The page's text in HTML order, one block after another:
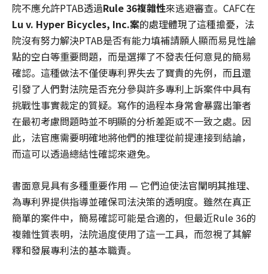
院不應允許PTAB透過Rule 36複雜性來逃避審查。CAFC在
Lu v. Hyper Bicycles, Inc.案的處理體現了這種擔憂，法
院沒有努力解決PTAB是否有能力填補請願人顯而易見性論
點的空白等重要問題，而是選擇了不發表任何意見的簡易
確認。這種做法不僅使專利界失去了寶貴的先例，而且還
引發了人們對法院是否充分參與許多專利上訴案件中具有
挑戰性事實裁定的質疑。寫作的過程本身常會暴露出筆者
在最初考慮問題時並不明顯的分析差距或不一致之處。因
此，法官應需要明確地將他們的推理從前提連接到結論，
而這可以透過總結性確認來避免。
書面意見具有多種重要作用 — 它們迫使法官闡明其推理、
為專利界提供指導並確保司法決策的透明度。雖然在真正
簡單的案件中，簡易確認可能是合適的，但最近Rule 36的
複雜性質表明，法院過度使用了這一工具，而忽視了其解
釋和發展專利法的基本職責。